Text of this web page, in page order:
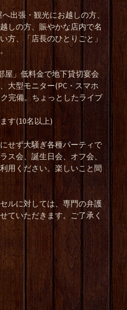
出張・観光にお越しの方、
しの方、賑やかな店内で名
方、「店長のひとりごと」
屋」低料金で地下貸切宴会
大型モニター(PC・スマホ
完備。ちょっとしたライブ
す(10名以上)
せず大騒ぎ各種パーティで
ス会、誕生日会、オフ会、
用ください。楽しいこと間
ルに対しては、専門の弁護
ていただきます。ご了承く